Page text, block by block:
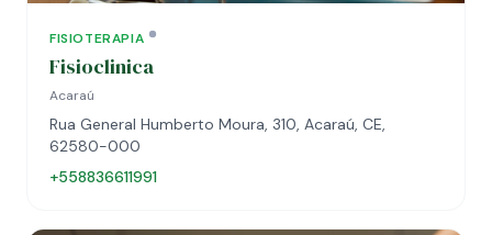
FISIOTERAPIA
Fisioclinica
Acaraú
Rua General Humberto Moura, 310, Acaraú, CE,
62580-000
+558836611991